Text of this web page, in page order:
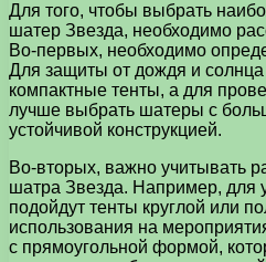
Для того, чтобы выбрать
шатер Звезда, необходимо
Во-первых, необходимо
Для защиты от дождя и солнца
компактные тенты, а для
лучше выбрать шатеры с
устойчивой конструкцией.
Во-вторых, важно учитывать
шатра Звезда. Например, для
подойдут тенты круглой или
использования на
с прямоугольной формой,